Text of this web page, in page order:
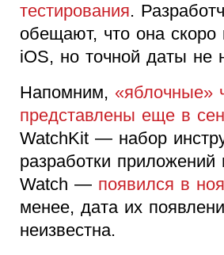
тестирования.
обещают, что она скоро
iOS, но точной даты не
Напомним, «яблочные»
представлены еще в
WatchKit — набор
разработки приложений
Watch — появился в
менее, дата их
неизвестна.